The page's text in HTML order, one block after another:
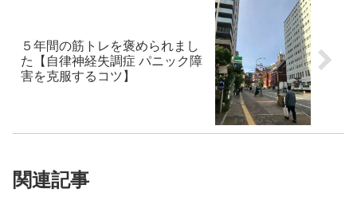
５年間の筋トレを褒められまし
た【自律神経失調症 パニック障
害を克服するコツ】
関連記事